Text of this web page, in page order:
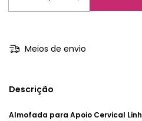
Meios de envio
Descrição
Almofada para Apoio Cervical